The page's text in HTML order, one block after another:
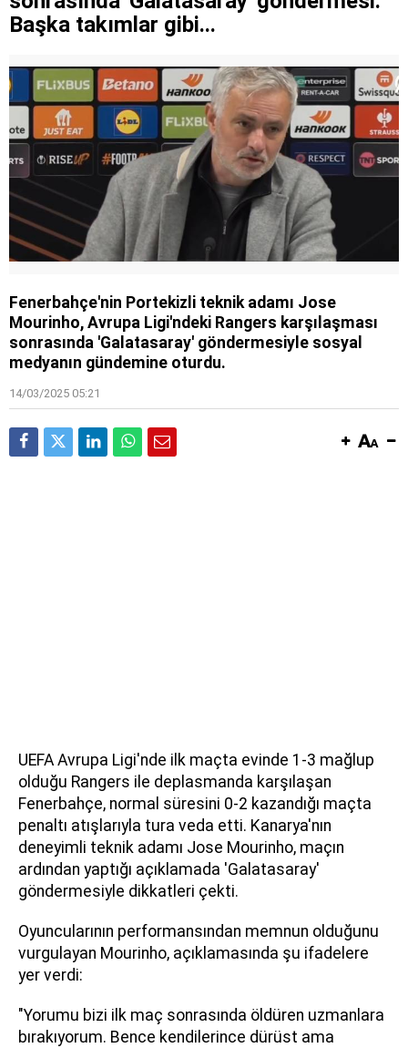
Başka takımlar gibi...
Fenerbahçe'nin Portekizli teknik adamı Jose
Mourinho, Avrupa Ligi'ndeki Rangers karşılaşması
sonrasında 'Galatasaray' göndermesiyle sosyal
medyanın gündemine oturdu.
14/03/2025 05:21
UEFA Avrupa Ligi'nde ilk maçta evinde 1-3 mağlup
olduğu Rangers ile deplasmanda karşılaşan
Fenerbahçe, normal süresini 0-2 kazandığı maçta
penaltı atışlarıyla tura veda etti. Kanarya'nın
deneyimli teknik adamı Jose Mourinho, maçın
ardından yaptığı açıklamada 'Galatasaray'
göndermesiyle dikkatleri çekti.
Oyuncularının performansından memnun olduğunu
vurgulayan Mourinho, açıklamasında şu ifadelere
yer verdi:
"Yorumu bizi ilk maç sonrasında öldüren uzmanlara
bırakıyorum. Bence kendilerince dürüst ama